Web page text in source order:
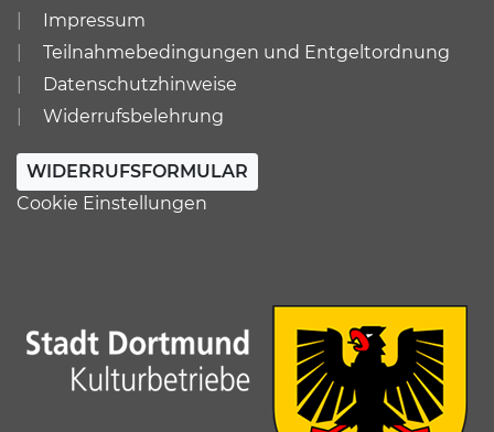
Impressum
Teilnahmebedingungen und Entgeltordnung
Datenschutzhinweise
Widerrufsbelehrung
WIDERRUFSFORMULAR
Cookie Einstellungen